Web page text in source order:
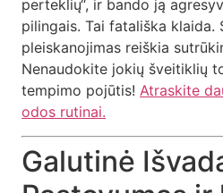
perteklių“, ir bando ją
pilingais. Tai fatališka klaida.
pleiskanojimas reiškia
Nenaudokite jokių šveitiklių
tempimo pojūtis! Atraskite
odos rutinai.
Galutinė